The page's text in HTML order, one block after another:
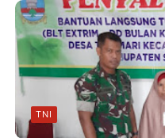
TNI